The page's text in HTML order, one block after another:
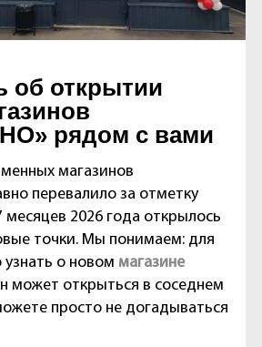
об открытии
рядом с вами
магазинов
перевалило за отметку
месяцев 2026 года открылось
точки. Мы понимаем: для
узнать о новом магазине
может открыться в соседнем
просто не догадываться